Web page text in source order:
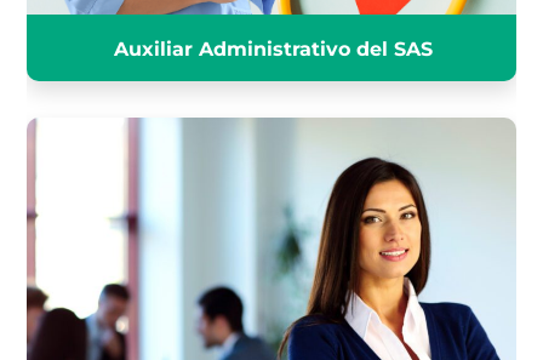
Auxiliar Administrativo del SAS
A1/A2 TEMARIO COMÚN JUNTA
DE ANDALUCÍA